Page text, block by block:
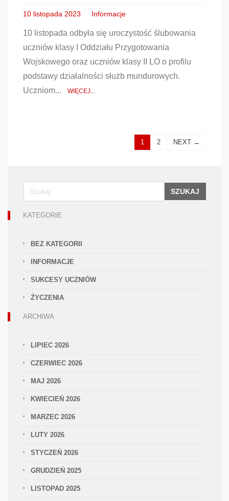
10 listopada 2023 Informacje
10 listopada odbyła się uroczystość ślubowania
uczniów klasy I Oddziału Przygotowania
Wojskowego oraz uczniów klasy II LO o profilu
podstawy działalności służb mundurowych.
Uczniom...
WIĘCEJ...
1 2 NEXT →
SZUKAJ
KATEGORIE
BEZ KATEGORII
INFORMACJE
SUKCESY UCZNIÓW
ŻYCZENIA
ARCHIWA
LIPIEC 2026
CZERWIEC 2026
MAJ 2026
KWIECIEŃ 2026
MARZEC 2026
LUTY 2026
STYCZEŃ 2026
GRUDZIEŃ 2025
LISTOPAD 2025